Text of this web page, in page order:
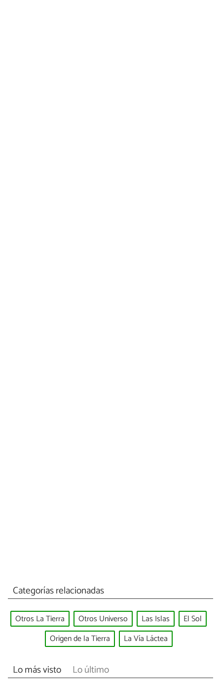
Categorías relacionadas
Otros La Tierra Otros Universo Las Islas
El Sol
Origen de la Tierra
La Vía Láctea
Lo más visto Lo último